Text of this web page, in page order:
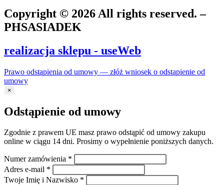
Copyright © 2026 All rights reserved. –
PHSASIADEK
realizacja sklepu - useWeb
Prawo odstąpienia od umowy — złóż wniosek o odstąpienie od
umowy
×
Odstąpienie od umowy
Zgodnie z prawem UE masz prawo odstąpić od umowy zakupu
online w ciągu 14 dni. Prosimy o wypełnienie poniższych danych.
Numer zamówienia *
Adres e-mail *
Twoje Imię i Nazwisko *